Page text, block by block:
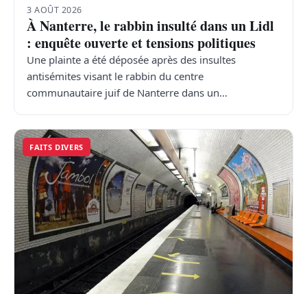
3 AOÛT 2026
À Nanterre, le rabbin insulté dans un Lidl
: enquête ouverte et tensions politiques
Une plainte a été déposée après des insultes
antisémites visant le rabbin du centre
communautaire juif de Nanterre dans un…
FAITS DIVERS